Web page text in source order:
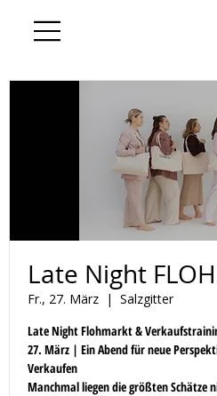
Late Night
Fr., 27. März
  |
Salzgitter
Late Night Flohmarkt &
27. März | Ein Abend für neue
Verkaufen
Manchmal liegen die größten Schätze